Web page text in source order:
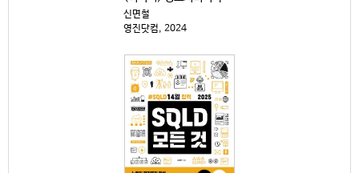
신면철
영진닷컴, 2024